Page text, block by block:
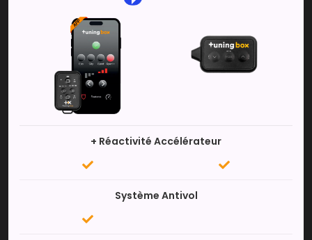
+ Réactivité Accélérateur
Système Antivol